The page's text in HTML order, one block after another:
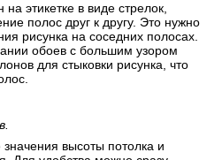
на этикетке в виде стрелок,
полос друг к другу. Это нужно
рисунка на соседних полосах.
обоев с большим узором
для стыковки рисунка, что
высоты потолка и